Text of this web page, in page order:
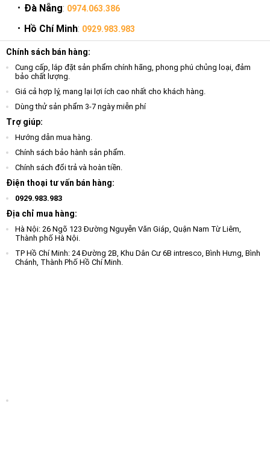
Đà Nẵng: 0974.063.386
Hồ Chí Minh: 0929.983.983
Chính sách bán hàng:
Cung cấp, lắp đặt sản phẩm chính hãng, phong phú chủng loại, đảm
bảo chất lượng.
Giá cả hợp lý, mang lại lợi ích cao nhất cho khách hàng.
Dùng thử sản phẩm 3-7 ngày miễn phí
Trợ giúp:
Hướng dẫn mua hàng.
Chính sách bảo hành sản phẩm.
Chính sách đổi trả và hoàn tiền.
Điện thoại tư vấn bán hàng:
0929.983.983
Địa chỉ mua hàng:
Hà Nội: 26 Ngõ 123 Đường Nguyễn Văn Giáp, Quận Nam Từ Liêm,
Thành phố Hà Nội.
TP Hồ Chí Minh: 24 Đường 2B, Khu Dân Cư 6B intresco, Bình Hưng, Bình
Chánh, Thành Phố Hồ Chí Minh.